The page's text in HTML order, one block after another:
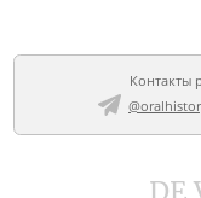
Контакты